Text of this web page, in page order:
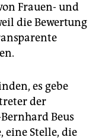
Frauen- und
die Bewertung
es gebe
der
Beus
Stelle, die